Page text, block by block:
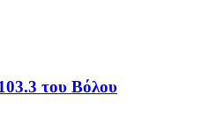
του Βόλου